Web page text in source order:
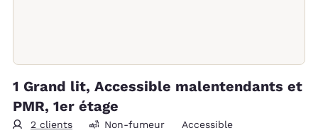
1 Grand lit, Accessible malentendants et
PMR, 1er étage
2 clients Non-fumeur Accessible